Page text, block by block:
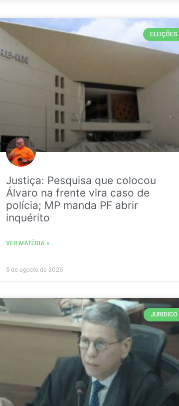
ELEIÇÕES
Justiça: Pesquisa que colocou
Álvaro na frente vira caso de
polícia; MP manda PF abrir
inquérito
VER MATÉRIA »
5 de agosto de 2026
JURIDICO